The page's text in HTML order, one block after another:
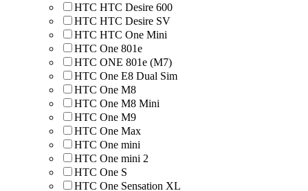
HTC HTC Desire 600
HTC HTC Desire SV
HTC HTC One Mini
HTC One 801e
HTC ONE 801e (M7)
HTC One E8 Dual Sim
HTC One M8
HTC One M8 Mini
HTC One M9
HTC One Max
HTC One mini
HTC One mini 2
HTC One S
HTC One Sensation XL